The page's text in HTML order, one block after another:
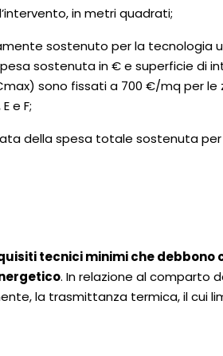
in metri quadrati;
sostenuto per la tecnologia
sostenuta in € e superficie di
sono fissati a 700 €/mq per le
e F;
spesa totale sostenuta per
tecnici minimi che debbono
. In relazione al comparto
la trasmittanza termica, il cui